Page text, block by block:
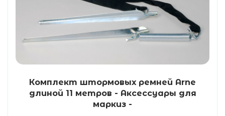
Комплект штормовых ремней Arne
длиной 11 метров - Аксессуары для
маркиз -